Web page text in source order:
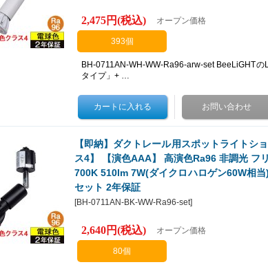
2,475円(税込) オープン価格
393個
BH-0711AN-WH-WW-Ra96-arw-set BeeLiGHT
タイプ」+ …
【即納】ダクトレール用スポットライトシ
ス4】 【演色AAA】 高演色Ra96 非調光 フ
700K 510lm 7W(ダイクロハロゲン60W相
セット 2年保証
[BH-0711AN-BK-WW-Ra96-set]
2,640円(税込) オープン価格
80個